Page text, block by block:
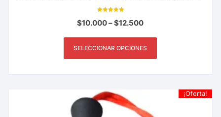
5.00
de 5
$10.000–$12.500
SELECCIONAR OPCIONES
¡Oferta!